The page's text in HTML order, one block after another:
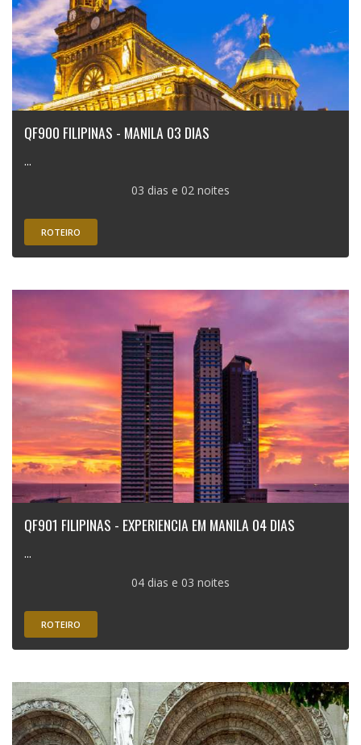
QF900 FILIPINAS - MANILA 03 DIAS
...
03 dias e 02 noites
ROTEIRO
QF901 FILIPINAS - EXPERIENCIA EM MANILA 04 DIAS
...
04 dias e 03 noites
ROTEIRO